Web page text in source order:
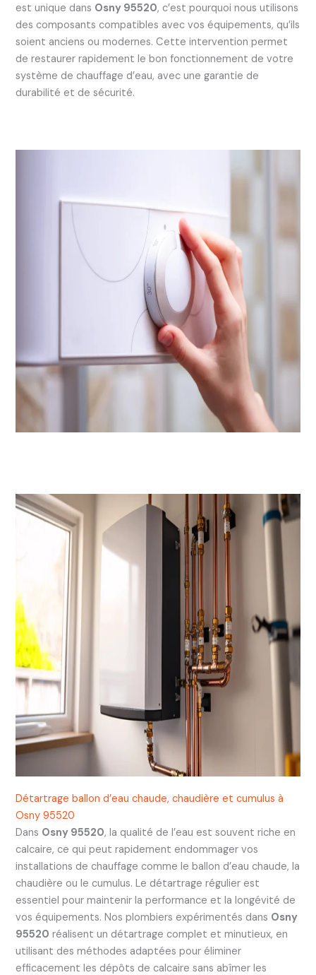
est unique dans Osny 95520, c’est pourquoi nous utilisons
des composants compatibles avec vos équipements, qu’ils
soient anciens ou modernes. Cette intervention permet
de restaurer rapidement le bon fonctionnement de votre
système de chauffage d’eau, avec une garantie de
durabilité et de sécurité.
Détartrage ballon d’eau chaude, chaudière et cumulus à
Osny 95520
Dans Osny 95520, la qualité de l’eau est souvent riche en
calcaire, ce qui peut rapidement endommager vos
installations de chauffage comme le ballon d’eau chaude, la
chaudière ou le cumulus. Le détartrage régulier est
essentiel pour maintenir la performance et la longévité de
vos équipements. Nos plombiers expérimentés dans Osny
95520 réalisent un détartrage complet et minutieux, en
utilisant des méthodes adaptées pour éliminer
efficacement les dépôts de calcaire sans abîmer les